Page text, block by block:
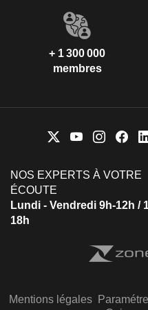
+ 1 300 000
membres
NOS EXPERTS À VOTRE
ÉCOUTE
Lundi - Vendredi 9h-12h /
18h
Mentions légales